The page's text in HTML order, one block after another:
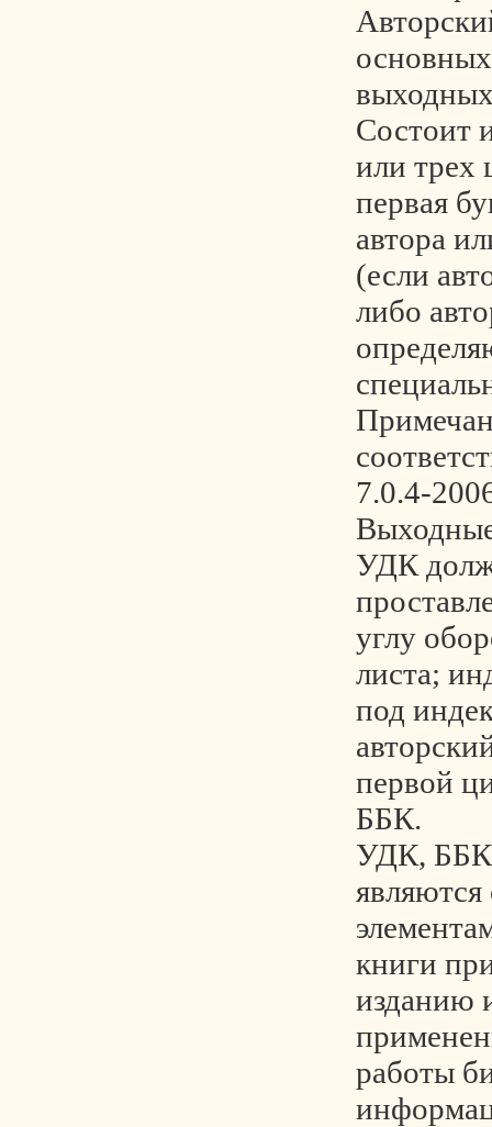
Состоит
или трех
первая
автора
(если
либо
7.0.4-
УДК
углу
листа;
под
первой
ББК.
УДК, ББК
являются
книги
изданию
работы